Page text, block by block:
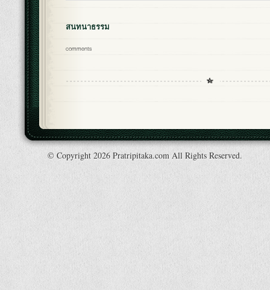
สนทนาธรรม
comments
© Copyright 2026 Pratripitaka.com All Rights Reserved.